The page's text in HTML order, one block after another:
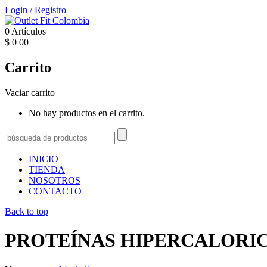
Login /Registro
0 Artículos
$ 0 00
Carrito
Vaciar carrito
No hay productos en el carrito.
INICIO
TIENDA
NOSOTROS
CONTACTO
Back to top
PROTEÍNAS